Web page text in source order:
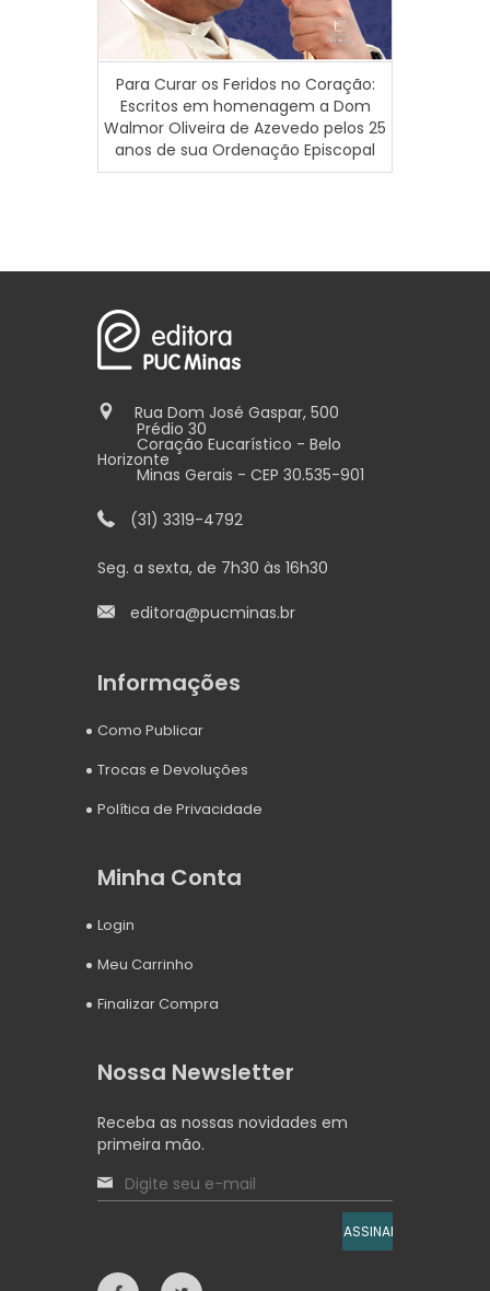
Para Curar os Feridos no Coração:
Escritos em homenagem a Dom
Walmor Oliveira de Azevedo pelos 25
anos de sua Ordenação Episcopal
Rua Dom José Gaspar, 500
Prédio 30
Coração Eucarístico - Belo
Horizonte
Minas Gerais - CEP 30.535-901
(31) 3319-4792
Seg. a sexta, de 7h30 às 16h30
editora@pucminas.br
Informações
Como Publicar
Trocas e Devoluções
Política de Privacidade
Minha Conta
Login
Meu Carrinho
Finalizar Compra
Nossa Newsletter
Receba as nossas novidades em
primeira mão.
ASSINAR